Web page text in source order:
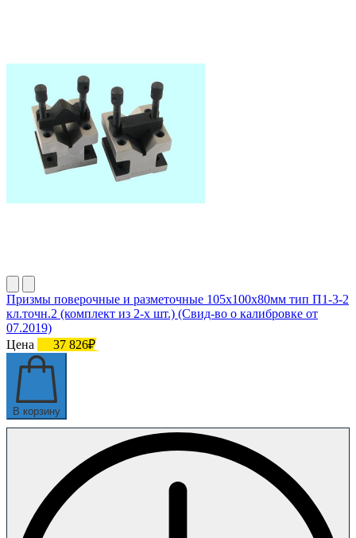
Призмы поверочные и разметочные 105х100х80мм тип П1-3-2
кл.точн.2 (комплект из 2-х шт.) (Свид-во о калибровке от
07.2019)
Цена
37 826₽
В корзину